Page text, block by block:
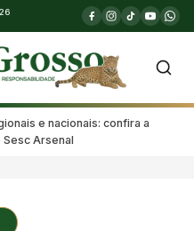
e nacionais: confira a
Sesc Arsenal